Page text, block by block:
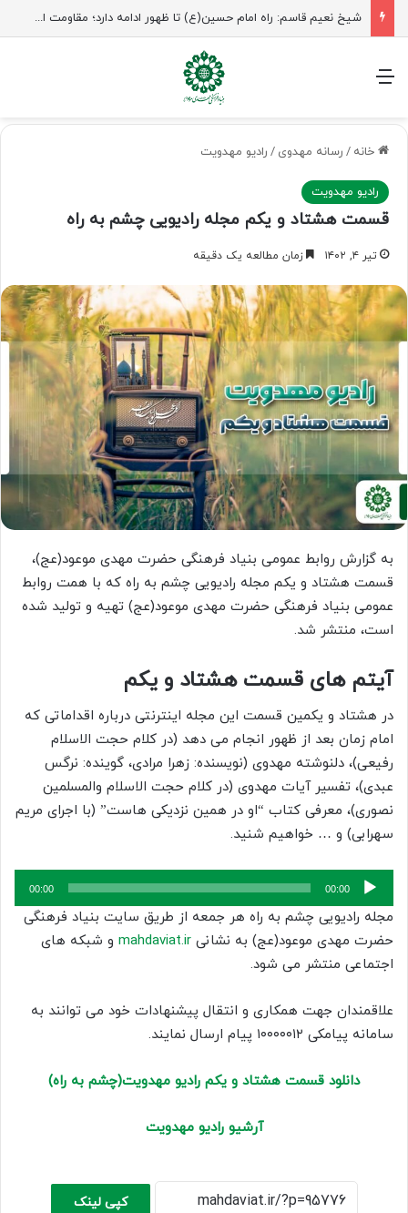
منو
خانه / رسانه مهدوی / رادیو مهدویت
رادیو مهدویت
قسمت هشتاد و یکم مجله رادیویی چشم به راه
تیر ۴, ۱۴۰۲ زمان مطالعه یک دقیقه
به گزارش روابط عمومی بنیاد فرهنگی حضرت مهدی موعود(عج)،
قسمت هشتاد و یکم مجله رادیویی چشم به راه که با همت روابط
عمومی بنیاد فرهنگی حضرت مهدی موعود(عج) تهیه و تولید شده
است، منتشر شد.
آیتم های قسمت هشتاد و یکم
در هشتاد و یکمین قسمت این مجله اینترنتی درباره اقداماتی که
امام زمان بعد از ظهور انجام می دهد (در کلام حجت الاسلام
رفیعی)، دلنوشته مهدوی (نویسنده: زهرا مرادی، گوینده: نرگس
عبدی)، تفسیر آیات مهدوی (در کلام حجت الاسلام والمسلمین
نصوری)، معرفی کتاب “او در همین نزدیکی هاست” (با اجرای مریم
سهرابی) و … خواهیم شنید.
پخش‌کننده
صوت
00:00
00:00
مجله رادیویی چشم به راه هر جمعه از طریق سایت بنیاد فرهنگی
حضرت مهدی موعود(عج) به نشانی mahdaviat.ir و شبکه های
اجتماعی منتشر می شود.
علاقمندان جهت همکاری و انتقال پیشنهادات خود می توانند به
سامانه پیامکی ۱۰۰۰۰۰۱۲ پیام ارسال نمایند.
دانلود قسمت هشتاد و یکم رادیو مهدویت(چشم به راه)
آرشیو رادیو مهدویت
کپی لینک